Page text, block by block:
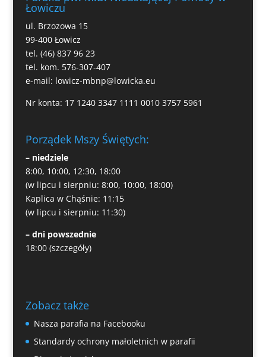
Łowiczu
ul. Brzozowa 15
99-400 Łowicz
tel. (46) 837 96 23
tel. kom. 576-307-407
e-mail: lowicz-mbnp@lowicka.eu
Nr konta: 17 1240 3347 1111 0010 3757 5961
Porządek Mszy Świętych:
– niedziele
8:00, 10:00, 12:30, 18:00
(w lipcu i sierpniu: 8:00, 10:00, 18:00)
Kaplica w Chąśnie: 11:15
(w lipcu i sierpniu: 11:30)
– dni powszednie
18:00 (szczegóły)
Zobacz także
Nasza parafia na Facebooku
Standardy ochrony małoletnich w parafii